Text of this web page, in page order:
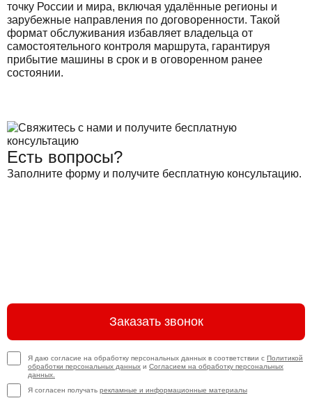
точку России и мира, включая удалённые регионы и
зарубежные направления по договоренности. Такой
формат обслуживания избавляет владельца от
самостоятельного контроля маршрута, гарантируя
прибытие машины в срок и в оговоренном ранее
состоянии.
Есть вопросы?
Заполните форму и получите бесплатную консультацию.
Заказать звонок
Я даю согласие на обработку персональных данных в соответствии с Политикой
обработки персональных данных и Согласием на обработку персональных
данных.
Я согласен получать рекламные и информационные материалы